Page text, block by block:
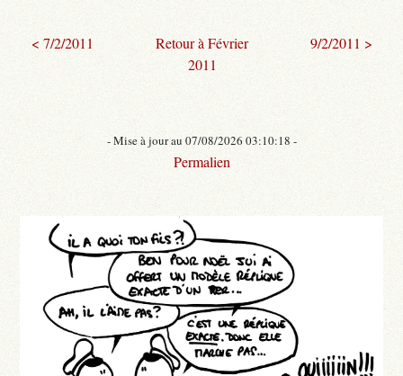
< 7/2/2011
Retour à Février
2011
9/2/2011 >
- Mise à jour au 07/08/2026 03:10:18 -
Permalien